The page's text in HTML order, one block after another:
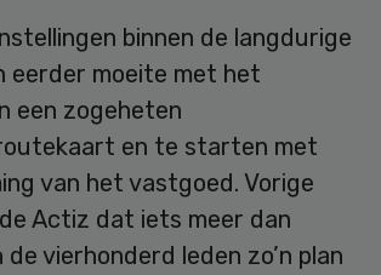
binnen de langdurige
eerder moeite met het
een zogeheten
en te starten met
van het vastgoed. Vorige
Actiz dat iets meer dan
vierhonderd leden zo’n plan